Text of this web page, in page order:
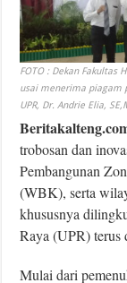
FOTO : Dekan Fakultas
usai menerima piagam
UPR, Dr. Andrie Elia,
trobosan dan
Pembangunan
(WBK), serta
khususnya
Raya (UPR) terus
Mulai dari